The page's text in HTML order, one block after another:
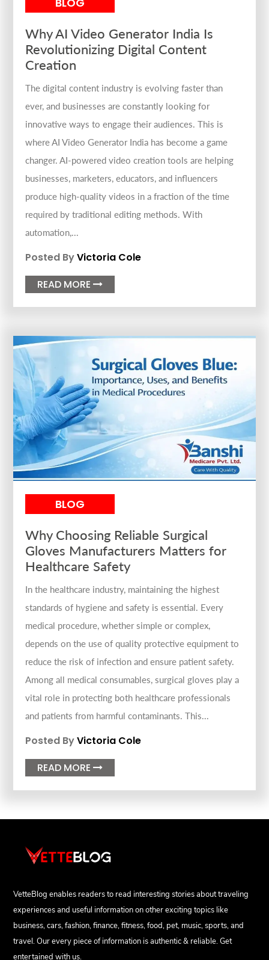
Why AI Video Generator India Is
Revolutionizing Digital Content
Creation
The digital content industry is evolving faster than
ever, and businesses are constantly looking for
innovative ways to engage their audiences. This is
where AI Video Generator India has become a game
changer. AI-powered video creation tools are helping
businesses, marketers, educators, and influencers
produce high-quality videos in a fraction of the time
required by traditional editing methods. With
automation,...
Posted ByVictoria Cole
READ MORE
BLOG
Why Choosing Reliable Surgical
Gloves Manufacturers Matters for
Healthcare Safety
In the healthcare industry, maintaining the highest
standards of hygiene and safety is essential. Every
medical procedure, whether simple or complex,
depends on the use of quality protective equipment to
reduce the risk of infection and ensure patient safety.
Among all medical consumables, surgical gloves play a
vital role in protecting both healthcare professionals
and patients from harmful contaminants. This...
Posted ByVictoria Cole
READ MORE
VetteBlog enables readers to read interesting stories about traveling
experiences and useful information on other exciting topics like
business, cars, fashion, finance, fitness, food, pet, music, sports, and
travel. Our every piece of information is authentic & reliable. Get
entertained with us.